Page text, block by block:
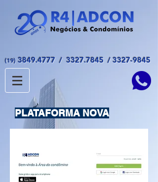
(19) 3849.4777 / 3327.7845 / 3327-9845
PLATAFORMA NOVA